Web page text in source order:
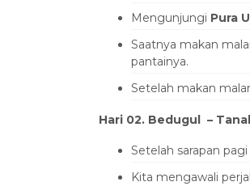
Mengunjungi Pura
Saatnya makan
pantainya.
Setelah makan
Hari 02. Bedugul –
Setelah sarapan
Kita mengawali